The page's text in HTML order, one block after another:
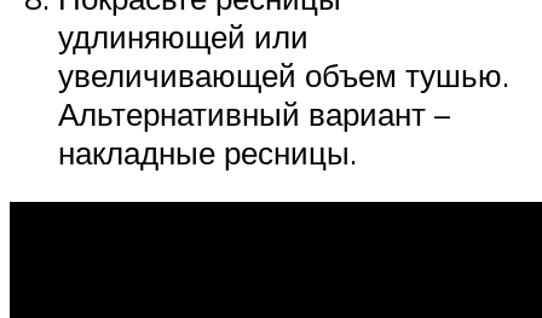
удлиняющей или
увеличивающей объем тушью.
Альтернативный вариант –
накладные ресницы.